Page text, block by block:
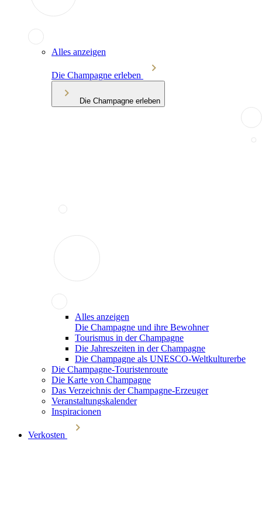
Alles anzeigen
Die Champagne erleben
Die Champagne erleben
Alles anzeigen
Die Champagne und ihre Bewohner
Tourismus in der Champagne
Die Jahreszeiten in der Champagne
Die Champagne als UNESCO-Weltkulturerbe
Die Champagne-Touristenroute
Die Karte von Champagne
Das Verzeichnis der Champagne-Erzeuger
Veranstaltungskalender
Inspiracionen
Verkosten